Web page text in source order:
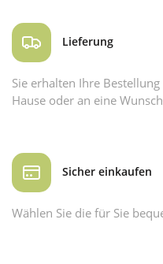
Lieferung
Sie erhalten Ihre
Hause oder an eine
Sicher einkaufen
Wählen Sie die für Sie